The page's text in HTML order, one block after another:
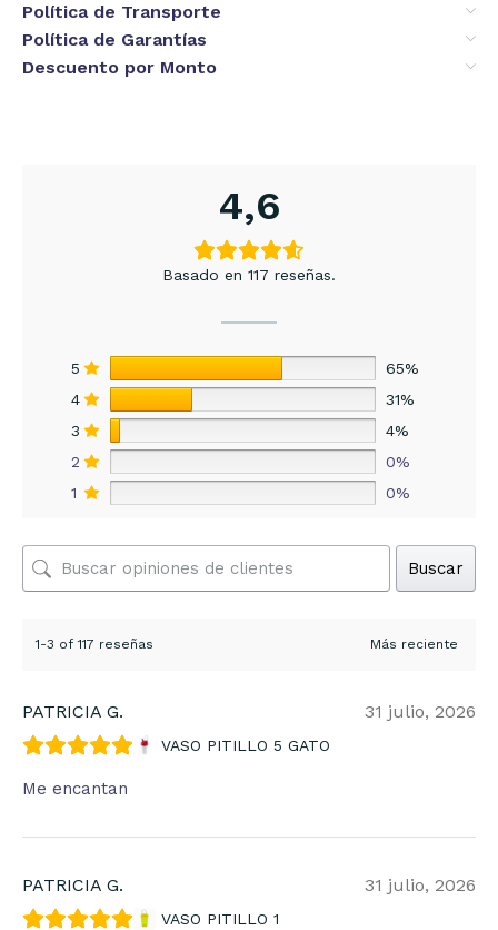
Política de Transporte
Política de Garantías
Descuento por Monto
4,6
Basado en 117 reseñas.
5
65%
4
31%
3
4%
2
0%
1
0%
Buscar
1-3 of 117 reseñas
PATRICIA G. 31 julio, 2026
VASO PITILLO 5 GATO
Me encantan
PATRICIA G. 31 julio, 2026
VASO PITILLO 1